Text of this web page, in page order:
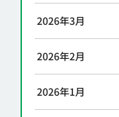
2026年3月
2026年2月
2026年1月